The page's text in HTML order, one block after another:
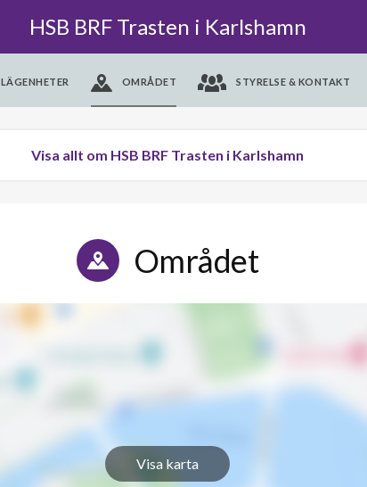
HSB BRF Trasten i Karlshamn
LÄGENHETER OMRÅDET STYRELSE & KONTAKT
Visa allt om HSB BRF Trasten i Karlshamn
Området
Visa karta